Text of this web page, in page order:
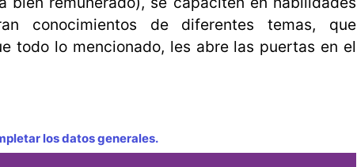
conocimientos de diferentes temas, que
todo lo mencionado, les abre las puertas en el
los datos generales.